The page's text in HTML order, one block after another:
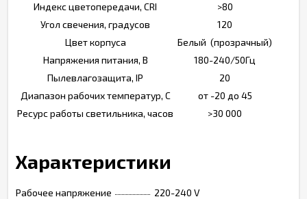
Индекс цветопередачи, CRI
>80
Угол свечения, градусов
120
Цвет корпуса
Белый (прозрачный)
Напряжения питания, В
180-240/50Гц
Пылевлагозащита, IP
20
Диапазон рабочих температур, С
от -20 до 45
Ресурс работы светильника, часов
>30 000
Характеристики
Рабочее напряжение
220-240 V